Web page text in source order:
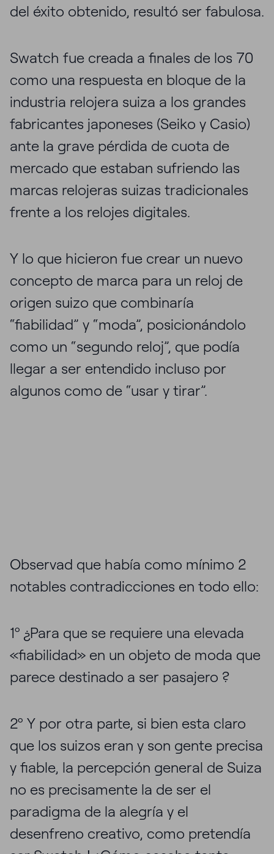
del éxito obtenido, resultó ser fabulosa.
Swatch fue creada a finales de los 70
como una respuesta en bloque de la
industria relojera suiza a los grandes
fabricantes japoneses (Seiko y Casio)
ante la grave pérdida de cuota de
mercado que estaban sufriendo las
marcas relojeras suizas tradicionales
frente a los relojes digitales.
Y lo que hicieron fue crear un nuevo
concepto de marca para un reloj de
origen suizo que combinaría
“fiabilidad” y “moda”, posicionándolo
como un “segundo reloj”, que podía
llegar a ser entendido incluso por
algunos como de “usar y tirar”.
Observad que había como mínimo 2
notables contradicciones en todo ello:
1º ¿Para que se requiere una elevada
«fiabilidad» en un objeto de moda que
parece destinado a ser pasajero ?
2º Y por otra parte, si bien esta claro
que los suizos eran y son gente precisa
y fiable, la percepción general de Suiza
no es precisamente la de ser el
paradigma de la alegría y el
desenfreno creativo, como pretendía